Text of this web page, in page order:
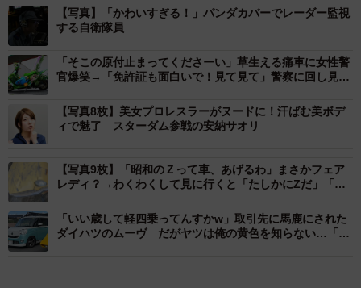
ーなぜパンダカバーを。
「ヘッドフォンのスポンジがいたみやすいので、シーツな
どをカバーとして付けることがあります。各艦によってオ
リジナルでカバーをそろえたりしているのだと思います。
100円ショップのものかどうか分かりませんが、純正品では
【写真】「かわいすぎる！」パンダカバーでレーダー監視
する自衛隊員
「そこの原付止まってくださーい」草生える痛車に女性警
官爆笑→「免許証も面白いで！見て見て」警察に回し見さ
【写真8枚】美女プロレスラーがヌードに！汗ばむ美ボデ
ィで魅了 スターダム参戦の安納サオリ
【写真9枚】「昭和のＺって車、あげるわ」まさかフェア
レディ？→わくわくして見に行くと「たしかにZだ」「激
「いい歳して軽四乗ってんすかw」取引先に馬鹿にされた
ダイハツのムーヴ だがヤツは俺の黄色を知らない…「ギ